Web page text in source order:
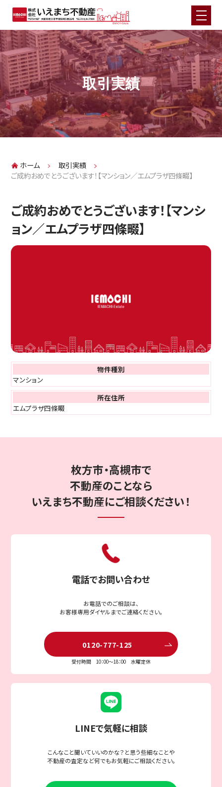
HOME
お悩み別不動産売却メニュー
住宅ローンでお悩みの方（任意売却）
相続不動産でお悩みの方
実家じまいでお悩みの方
再建築不可物件でお悩みの方
空き家・空き地でお悩みの方
共有持分の売却でお悩みの方
いえまち不動産が選ばれる理由
取引実績
お客様の声
お知らせ
会社案内
〒573-1167
ウエストヒルズ104
お客様専用ダイヤルはこちら
受付時間 10：00〜18：00 水曜定休
無料査定・ご相談はこちら
取引実績
ホーム
取引実績
ご成約おめでとうございます！【マンション／エムプラザ四條畷】
ご成約おめでとうございます！【マンシ
ョン／エムプラザ四條畷】
物件種別
マンション
所在住所
エムプラザ四條畷
枚方市・高槻市で
不動産のことなら
いえまち不動産にご相談ください！
電話でお問い合わせ
お電話でのご相談は、
お客様専用ダイヤルまでご連絡ください。
0120-777-125
受付時間 10：00〜18：00 水曜定休
LINEで気軽に相談
こんなこと聞いていいのかな？と思う些細なことや
不動産の査定など何でもお気軽にご相談ください。